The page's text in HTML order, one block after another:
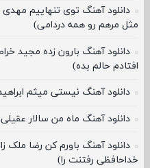
دانلود آهنگ توی تنهاییم
مثل مرهم رو همه دردامی)
دانلود آهنگ بارون زده مجید
افتادم حالم بده)
دانلود آهنگ نیستی میثم
دانلود آهنگ ماه من سالار عقیلی
دانلود آهنگ باورم کن رضا ملک
خداحافظی رفتنت را)